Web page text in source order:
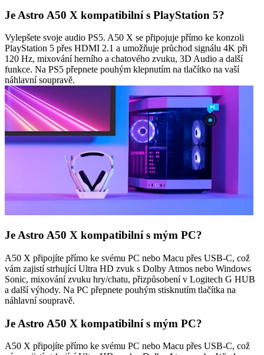
Je Astro A50 X kompatibilní s PlayStation 5?
Vylepšete svoje audio PS5. A50 X se připojuje přímo ke konzoli
PlayStation 5 přes HDMI 2.1 a umožňuje průchod signálu 4K při
120 Hz, mixování herního a chatového zvuku, 3D Audio a další
funkce. Na PS5 přepnete pouhým klepnutím na tlačítko na vaší
náhlavní soupravě.
Je Astro A50 X kompatibilní s mým PC?
A50 X připojíte přímo ke svému PC nebo Macu přes USB-C, což
vám zajistí strhující Ultra HD zvuk s Dolby Atmos nebo Windows
Sonic, mixování zvuku hry/chatu, přizpůsobení v Logitech G HUB
a další výhody. Na PC přepnete pouhým stisknutím tlačítka na
náhlavní soupravě.
Je Astro A50 X kompatibilní s mým PC?
A50 X připojíte přímo ke svému PC nebo Macu přes USB-C, což